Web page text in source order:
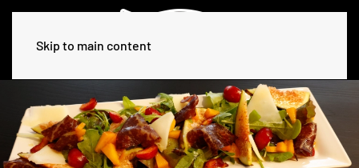
Skip to main content